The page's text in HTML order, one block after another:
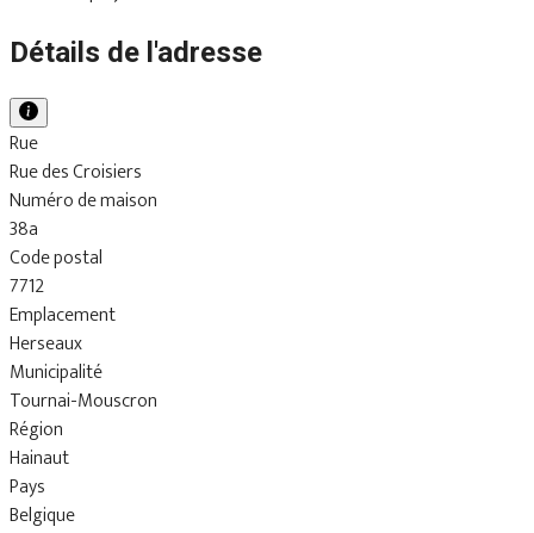
Détails de l'adresse
Rue
Rue des Croisiers
Numéro de maison
38a
Code postal
7712
Emplacement
Herseaux
Municipalité
Tournai-Mouscron
Région
Hainaut
Pays
Belgique